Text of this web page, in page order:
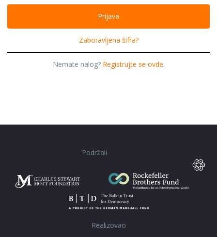
Zaboravljena šifra?
Nemate nalog? Registrujte se ovde.
Podržali
Realizovao